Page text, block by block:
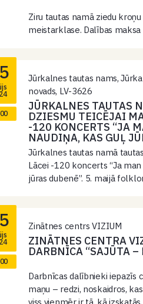
Ziru tautas namā ziedu kroņu
meistarklase. Dalības maksa
Jūrkalnes tautas nams,
novads, LV-3626
JŪRKALNES TAUTAS
DZIESMU TEICĒJAI
-120 KONCERTS “JA
NAUDIŅA, KAS GUĻ
Jūrkalnes tautas namā
Lācei -120 koncerts “Ja
jūras dubenē”. 5. maijā
Zinātnes centrs VIZIUM
ZINĀTNES CENTRA
DARBNĪCA “SAJŪTA –
Darbnīcas dalībnieki iepazīs
maņu – redzi, noskaidros,